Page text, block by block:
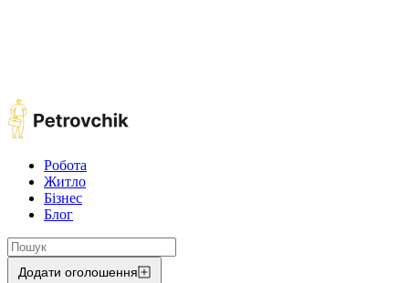
Робота
Житло
Бізнес
Блог
Додати оголошення